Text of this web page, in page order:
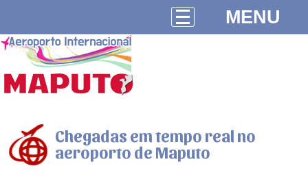
MENU
Chegadas em tempo real no
aeroporto de Maputo